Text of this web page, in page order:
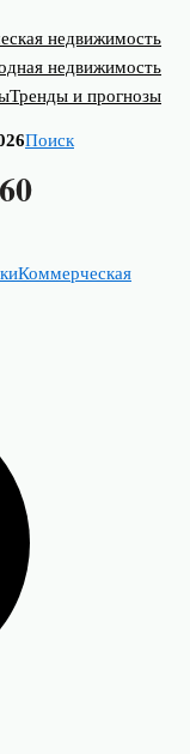
недвижимость
недвижимость
Тренды и прогнозы
Поиск
Коммерческая